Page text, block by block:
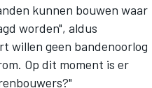
kunnen bouwen waar
worden", aldus
willen geen bandenoorlog
Op dit moment is er